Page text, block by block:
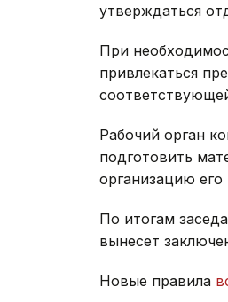
утверждаться
При
привлекаться
Рабочий орган
подготовить
организацию его
По итогам
вынесет
Новые правила